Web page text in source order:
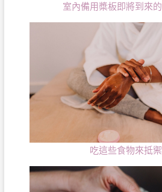
室內備用槳板即將到來
吃這些食物來抵